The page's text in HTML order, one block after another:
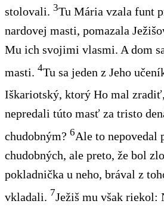
stolovali. 3Tu Mária vzala funt
nardovej masti, pomazala
Mu ich svojimi vlasmi. A dom
masti. 4Tu sa jeden z Jeho
Iškariotský, ktorý Ho mal
nepredali túto masť za tristo
chudobným? 6Ale to nepovedal
chudobných, ale preto, že bol
pokladnička u neho, brával z
vkladali. 7Ježiš mu však riekol: